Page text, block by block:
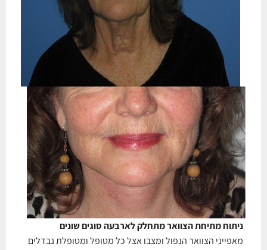
ניתוח מתיחת הצוואר מתחלק לארבעה סוגים שונים
מאפייני הצוואר הנפול ומצבו אצל כל מטופל ומטופלת נבדלים